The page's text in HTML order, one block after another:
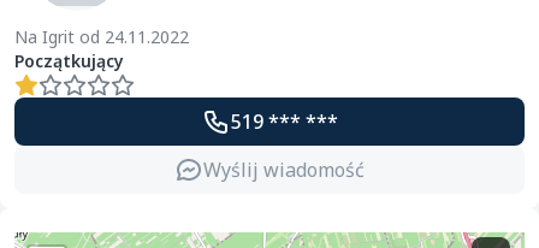
Na Igrit od 24.11.2022
Początkujący
519 *** ***
Wyślij wiadomość